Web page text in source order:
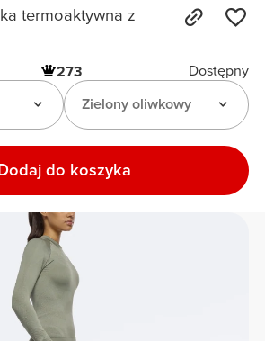
termoaktywna z
273
Dostępny
Zielony oliwkowy
do koszyka